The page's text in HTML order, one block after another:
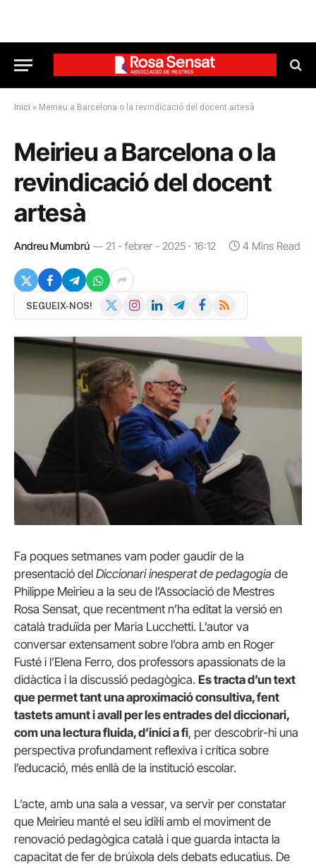
Inici » Meirieu a Barcelona o la revindicació del docent artesà
Meirieu a Barcelona o la
revindicació del docent
artesà
Andreu Mumbrú 21 - febrer - 2025 · 16:12 4 Mins Read
SEGUEIX-NOS!
X
InstagramLinkedInTelegramFacebook
RSS
Fa poques setmanes vam poder gaudir de la
presentació del Diccionari inesperat de pedagogia de
Philippe Meirieu a la seu de l’Associació de Mestres
Rosa Sensat, que recentment n’ha editat la versió en
català traduïda per Maria Lucchetti. L’autor va
conversar extensament sobre l’obra amb en Roger
Fusté i l’Elena Ferro, dos professors apassionats de la
didàctica i la discussió pedagògica. Es tracta d’un text
que permet tant una aproximació consultiva, fent
tastets amunt i avall per les entrades del diccionari,
com una lectura fluida, d’inici a fi, per descobrir-hi una
perspectiva profundament reflexiva i crítica sobre
l’educació, més enllà de la institució escolar.
L’acte, amb una sala a vessar, va servir per constatar
que Meirieu manté el seu idil·li amb el moviment de
renovació pedagògica català i que guarda intacta la
capacitat de fer de brúixola dels debats educatius. De